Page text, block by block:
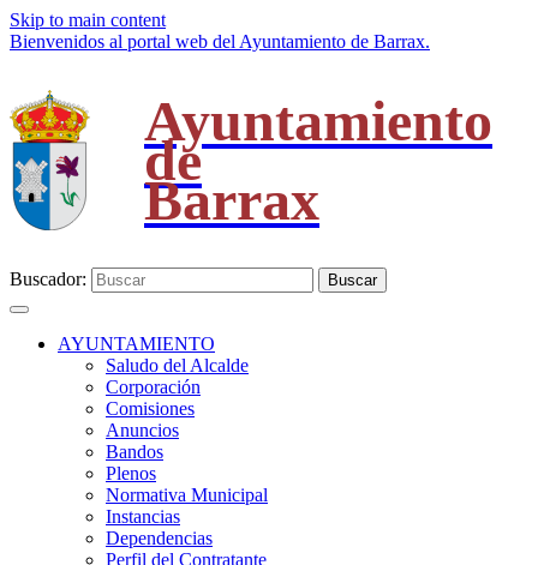
Skip to main content
Bienvenidos al portal web del Ayuntamiento de Barrax.
Ayuntamiento
de
Barrax
Buscador: Buscar
AYUNTAMIENTO
Saludo del Alcalde
Corporación
Comisiones
Anuncios
Bandos
Plenos
Normativa Municipal
Instancias
Dependencias
Perfil del Contratante